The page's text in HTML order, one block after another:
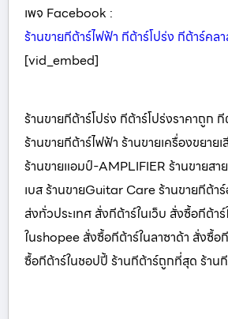
เพจ Facebook :
ร้านขายกีต้าร์ไฟฟ้า กีต้าร์โปร่ง กีต้าร์คล
[vid_embed]
ร้านขายกีต้าร์โปร่ง กีต้าร์โปร่งราคาถูก
ร้านขายกีต้าร์ไฟฟ้า ร้านขายเครื่องขยาย
ร้านขายแอมป์-AMPLIFIER ร้านขายสา
เบส ร้านขายGuitar Care ร้านขายกีต้า
ส่งทั่วประเทศ สั่งกีต้าร์ในเว็บ สั่งซื้อกีต้า
ในshopee สั่งซื้อกีต้าร์ในลาซาด้า สั่งซื้
ซื้อกีต้าร์ในชอปปี้ ร้านกีต้าร์ถูกที่สุด ร้าน